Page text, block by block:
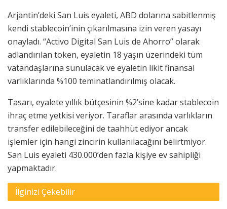
Arjantin’deki San Luis eyaleti, ABD dolarına sabitlenmiş
kendi stablecoin’inin çıkarılmasına izin veren yasayı
onayladı. “Activo Digital San Luis de Ahorro” olarak
adlandırılan token, eyaletin 18 yaşın üzerindeki tüm
vatandaşlarına sunulacak ve eyaletin likit finansal
varlıklarında %100 teminatlandırılmış olacak.
Tasarı, eyalete yıllık bütçesinin %2’sine kadar stablecoin
ihraç etme yetkisi veriyor. Taraflar arasında varlıkların
transfer edilebileceğini de taahhüt ediyor ancak
işlemler için hangi zincirin kullanılacağını belirtmiyor.
San Luis eyaleti 430.000’den fazla kişiye ev sahipliği
yapmaktadır.
İlginizi Çekebilir